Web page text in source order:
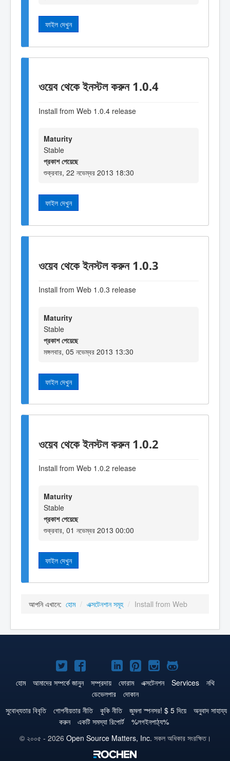
ফাইল দেখুন
ওয়েব থেকে ইনস্টল করুন 1.0.4
Install from Web 1.0.4 release
Maturity
Stable
প্রকাশ পেয়েছে
শুক্রবার, 22 নভেম্বর 2013 18:30
ফাইল দেখুন
ওয়েব থেকে ইনস্টল করুন 1.0.3
Install from Web 1.0.3 release
Maturity
Stable
প্রকাশ পেয়েছে
মঙ্গলবার, 05 নভেম্বর 2013 13:30
ফাইল দেখুন
ওয়েব থেকে ইনস্টল করুন 1.0.2
Install from Web 1.0.2 release
Maturity
Stable
প্রকাশ পেয়েছে
শুক্রবার, 01 নভেম্বর 2013 00:00
ফাইল দেখুন
আপনি এখানে: হোম / এক্সটেনশান সমূহ / Install from Web
টুইটার
এ
ফেসবুক
এ
জুমলা!
জুমলা
!
ইউটিউবে
লিঙ্কড্‌ইনে
জুমলা!
পিনটারেস্ট
এ
জুমলা!
ইন্সটাগ্রাম
এ
গিটহাব
এ
হোম আমাদের সম্পর্কে জানুন সম্প্রদায় ফোরাম এক্সটেনশন Services
নথি
ডেভেলপার
দোকান
সুবোধ্যতার বিবৃতি
গোপনীয়তার নীতি কুকি নীতি জুমলা স্পনসর! $ 5 দিয়ে
অনুবাদ সাহায্য
করুন
একটি সমস্যা রিপোর্ট
%লগইনপাঠ্য%
© ২০০৫ - 2026 Open Source Matters, Inc. সকল অধিকার সংরক্ষিত।